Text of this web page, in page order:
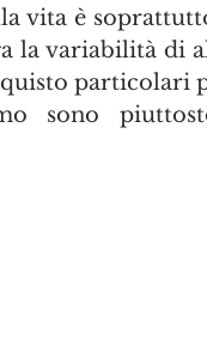
vita è
la variabilità di
particolari
sono